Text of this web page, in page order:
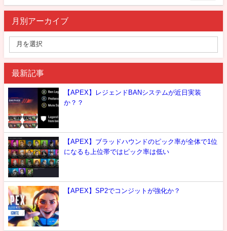
月別アーカイブ
最新記事
【APEX】レジェンドBANシステムが近日実装
か？？
【APEX】ブラッドハウンドのピック率が全体で1位
になるも上位帯ではピック率は低い
【APEX】SP2でコンジットが強化か？